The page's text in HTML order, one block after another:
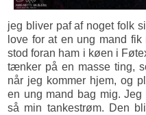
jeg bliver paf af noget folk
love for at en ung mand
stod foran ham i køen i
tænker på en masse ting,
når jeg kommer hjem, og
en ung mand bag mig.
så min tankestrøm. Den